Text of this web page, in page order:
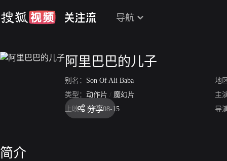
导航
阿里巴巴的儿子
别名： Son Of Ali Baba
地
类型： 动作片 / 魔幻片
主
上映： 1952-08-15 导
分享
简介